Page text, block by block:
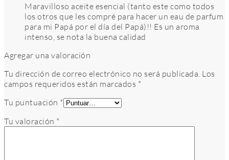
Maravilloso aceite esencial (tanto este como todos
los otros que les compré para hacer un eau de parfum
para mi Papá por el día del Papá)!! Es un aroma
intenso, se nota la buena calidad
Agregar una valoración
Tu dirección de correo electrónico no será publicada. Los
campos requeridos están marcados *
Tu puntuación *
Tu valoración *